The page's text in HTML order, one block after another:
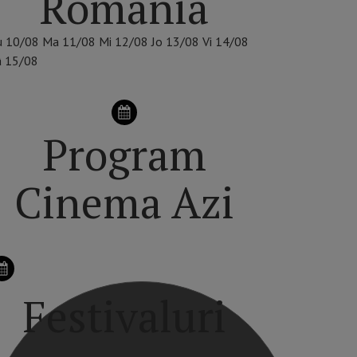
10/08 Ma 11/08 Mi 12/08 Jo 13/08 Vi 14/08
15/08
Program
Cinema Azi
Festivaluri